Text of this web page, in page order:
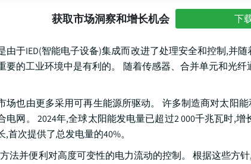
获取市场洞察和增长机会 下
由于IED(智能电子设备)集成而改进了处理安全和控制,并
要的工业环境中是有利的。 随着传感器、合并单元和光
场也由更多采用可再生能源所驱动。 许多制造商对太阳
电网。 2024年,全球太阳能发电量已超过2 000千兆瓦时,
首次提供了总发电量的40%。
法并便利对高度可变性的电力流动的控制。 根据这些方